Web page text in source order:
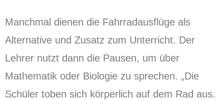
Manchmal dienen die Fahrradausflüge als
Alternative und Zusatz zum Unterricht. Der
Lehrer nutzt dann die Pausen, um über
Mathematik oder Biologie zu sprechen. „Die
Schüler toben sich körperlich auf dem Rad aus.